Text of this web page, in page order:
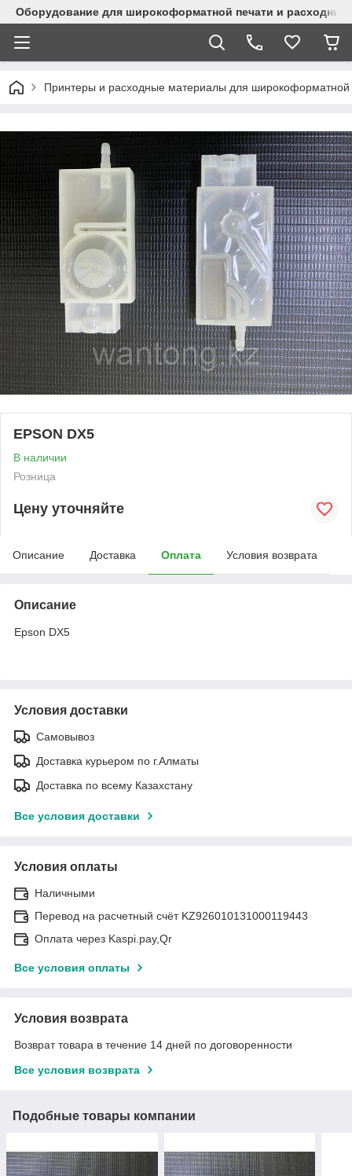
Оборудование для широкоформатной печати и
Принтеры и расходные материалы для широкоформатной
EPSON DX5
В наличии
Розница
Цену уточняйте
Описание Доставка Оплата Условия возврата
Описание
Epson DX5
Условия доставки
Самовывоз
Доставка курьером по г.Алматы
Доставка по всему Казахстану
Все условия доставки
Условия оплаты
Наличными
Перевод на расчетный счёт KZ926010131000119443
Оплата через Kaspi.pay,Qr
Все условия оплаты
Условия возврата
Возврат товара в течение 14 дней по договоренности
Все условия возврата
Подобные товары компании